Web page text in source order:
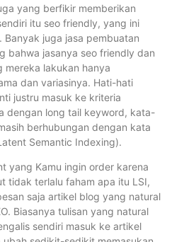
yang berfikir memberikan
itu seo friendly, yang ini
juga jasa pembuatan
bahwa jasanya seo friendly dan
mereka lakukan hanya
dan variasinya. Hati-hati
justru masuk ke kriteria
dengan long tail keyword, kata-
berhubungan dengan kata
Semantic Indexing).
yang Kamu ingin order karena
tidak terlalu faham apa itu LSI,
saja artikel blog yang natural
Biasanya tulisan yang natural
sendiri masuk ke artikel